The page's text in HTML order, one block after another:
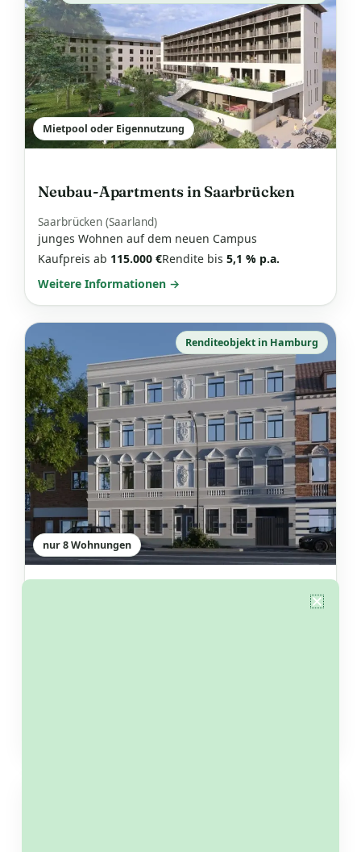
Mietpool oder Eigennutzung
Neubau-Apartments in Saarbrücken
Saarbrücken (Saarland)
junges Wohnen auf dem neuen Campus
Kaufpreis ab 115.000 €Rendite bis 5,1 % p.a.
Weitere Informationen →
Renditeobjekt in Hamburg
nur 8 Wohnungen